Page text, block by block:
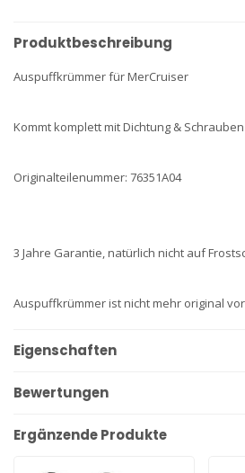
Produktbeschreibung
Auspuffkrümmer für MerCruiser
Kommt komplett mit Dichtung &
Originalteilenummer: 76351A04
3 Jahre Garantie, natürlich nicht auf
Auspuffkrümmer ist nicht mehr original
Eigenschaften
Bewertungen
Ergänzende Produkte